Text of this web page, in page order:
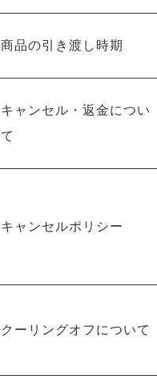
商品の引き渡し時期
キャンセル・返金につい
て
キャンセルポリシー
クーリングオフについて